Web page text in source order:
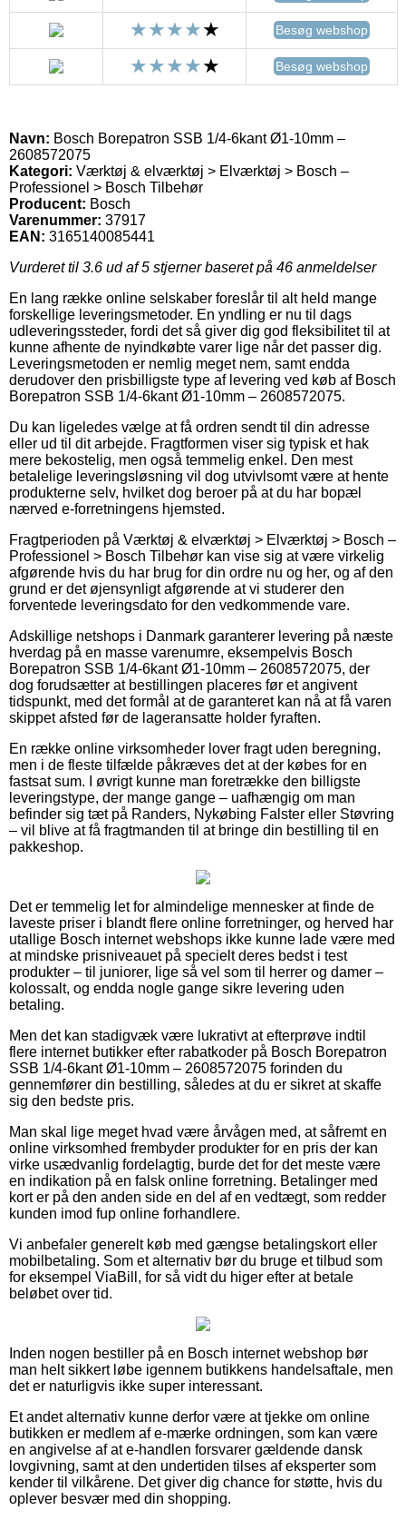
Besøg webshop
Besøg webshop
Navn: Bosch Borepatron SSB 1/4-6kant Ø1-10mm –
2608572075
Kategori: Værktøj & elværktøj > Elværktøj > Bosch –
Professionel > Bosch Tilbehør
Producent: Bosch
Varenummer: 37917
EAN: 3165140085441
Vurderet til 3.6 ud af 5 stjerner baseret på 46 anmeldelser
En lang række online selskaber foreslår til alt held mange
forskellige leveringsmetoder. En yndling er nu til dags
udleveringssteder, fordi det så giver dig god fleksibilitet til at
kunne afhente de nyindkøbte varer lige når det passer dig.
Leveringsmetoden er nemlig meget nem, samt endda
derudover den prisbilligste type af levering ved køb af Bosch
Borepatron SSB 1/4-6kant Ø1-10mm – 2608572075.
Du kan ligeledes vælge at få ordren sendt til din adresse
eller ud til dit arbejde. Fragtformen viser sig typisk et hak
mere bekostelig, men også temmelig enkel. Den mest
betalelige leveringsløsning vil dog utvivlsomt være at hente
produkterne selv, hvilket dog beroer på at du har bopæl
nærved e-forretningens hjemsted.
Fragtperioden på Værktøj & elværktøj > Elværktøj > Bosch –
Professionel > Bosch Tilbehør kan vise sig at være virkelig
afgørende hvis du har brug for din ordre nu og her, og af den
grund er det øjensynligt afgørende at vi studerer den
forventede leveringsdato for den vedkommende vare.
Adskillige netshops i Danmark garanterer levering på næste
hverdag på en masse varenumre, eksempelvis Bosch
Borepatron SSB 1/4-6kant Ø1-10mm – 2608572075, der
dog forudsætter at bestillingen placeres før et angivent
tidspunkt, med det formål at de garanteret kan nå at få varen
skippet afsted før de lageransatte holder fyraften.
En række online virksomheder lover fragt uden beregning,
men i de fleste tilfælde påkræves det at der købes for en
fastsat sum. I øvrigt kunne man foretrække den billigste
leveringstype, der mange gange – uafhængig om man
befinder sig tæt på Randers, Nykøbing Falster eller Støvring
– vil blive at få fragtmanden til at bringe din bestilling til en
pakkeshop.
Det er temmelig let for almindelige mennesker at finde de
laveste priser i blandt flere online forretninger, og herved har
utallige Bosch internet webshops ikke kunne lade være med
at mindske prisniveauet på specielt deres bedst i test
produkter – til juniorer, lige så vel som til herrer og damer –
kolossalt, og endda nogle gange sikre levering uden
betaling.
Men det kan stadigvæk være lukrativt at efterprøve indtil
flere internet butikker efter rabatkoder på Bosch Borepatron
SSB 1/4-6kant Ø1-10mm – 2608572075 forinden du
gennemfører din bestilling, således at du er sikret at skaffe
sig den bedste pris.
Man skal lige meget hvad være årvågen med, at såfremt en
online virksomhed frembyder produkter for en pris der kan
virke usædvanlig fordelagtig, burde det for det meste være
en indikation på en falsk online forretning. Betalinger med
kort er på den anden side en del af en vedtægt, som redder
kunden imod fup online forhandlere.
Vi anbefaler generelt køb med gængse betalingskort eller
mobilbetaling. Som et alternativ bør du bruge et tilbud som
for eksempel ViaBill, for så vidt du higer efter at betale
beløbet over tid.
Inden nogen bestiller på en Bosch internet webshop bør
man helt sikkert løbe igennem butikkens handelsaftale, men
det er naturligvis ikke super interessant.
Et andet alternativ kunne derfor være at tjekke om online
butikken er medlem af e-mærke ordningen, som kan være
en angivelse af at e-handlen forsvarer gældende dansk
lovgivning, samt at den undertiden tilses af eksperter som
kender til vilkårene. Det giver dig chance for støtte, hvis du
oplever besvær med din shopping.